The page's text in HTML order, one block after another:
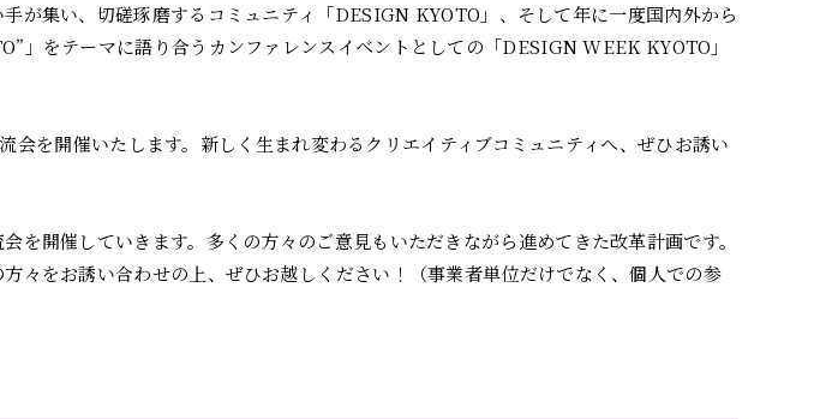
が集い、切磋琢磨するコミュニティ「DESIGN KYOTO」、そして年に一度国内外から
をテーマに語り合うカンファレンスイベントとしての「DESIGN WEEK KYOTO」
を開催いたします。新しく生まれ変わるクリエイティブコミュニティへ、ぜひお誘い
を開催していきます。多くの方々のご意見もいただきながら進めてきた改革計画です。
々をお誘い合わせの上、ぜひお越しください！（事業者単位だけでなく、個人での参